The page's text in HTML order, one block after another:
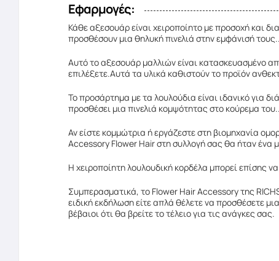
Εφαρμογές:
Κάθε αξεσουάρ είναι χειροποίητο με προσοχή και
προσθέσουν μια θηλυκή πινελιά στην εμφάνισή τους..
Αυτό το αξεσουάρ μαλλιών είναι κατασκευασμένο
επιλέξετε.Αυτά τα υλικά καθιστούν το προϊόν
Το προσάρτημα με τα λουλούδια είναι ιδανικό για
προσθέσει μια πινελιά κομψότητας στο κούρεμα του..
Αν είστε κομμώτρια ή εργάζεστε στη βιομηχανία
Accessory Flower Hair στη συλλογή σας θα ήταν ένα
Η χειροποίητη λουλουδική κορδέλα μπορεί επίσης
Συμπερασματικά, το Flower Hair Accessory της
ειδική εκδήλωση είτε απλά θέλετε να προσθέσετε
βέβαιοι ότι θα βρείτε το τέλειο για τις ανάγκες σας.